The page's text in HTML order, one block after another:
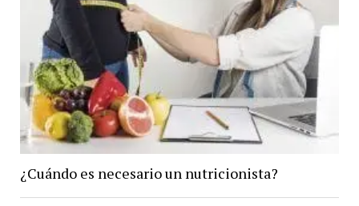
¿Cuándo es necesario un nutricionista?